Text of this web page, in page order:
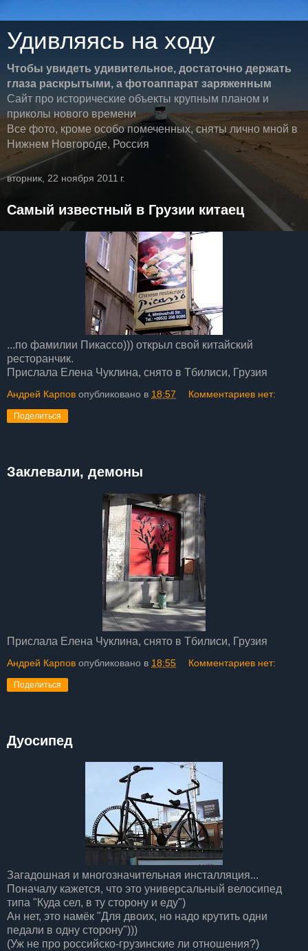
Удивляясь на ходу
Чтобы увидеть удивительное, достаточно держать
глаза раскрытыми, а фотоаппарат заряженным
Сайт про исторические объекты крупным планом и
приколы нового времени
Все фото, кроме особо помеченных, сняты лично мной в
Нижнем Новгороде, Россия
вторник, 22 ноября 2011 г.
Самый известный в Грузии китаец
...по фамилии Пикассо))) открыл свой китайский
ресторанчик.
Прислала Елена Чуклина, снято в Тбилиси, Грузия
Андрей Карпов опубликовано в 18:57 Комментариев нет:
Поделиться
Заклевали, демоны
Прислала Елена Чуклина, снято в Тбилиси, Грузия
Андрей Карпов опубликовано в 18:55 Комментариев нет:
Поделиться
Дуосипед
Загадошная и многозначительная инсталляция...
Поначалу кажется, что это универсальный велосипед
типа "Куда сел, в ту сторону и еду")
Ан нет, это намёк "Для двоих, но надо крутить одни
педали в одну сторону")))
(Уж не про российско-грузинские ли отношения?)